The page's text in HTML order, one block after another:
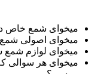
میخوای شمع خاص
میخوای اصولی
میخوای لوازم شمع
میخوای هر سوالی